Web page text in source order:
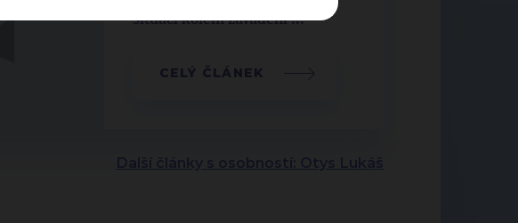
situací kolem zavádění ...
CELÝ ČLÁNEK